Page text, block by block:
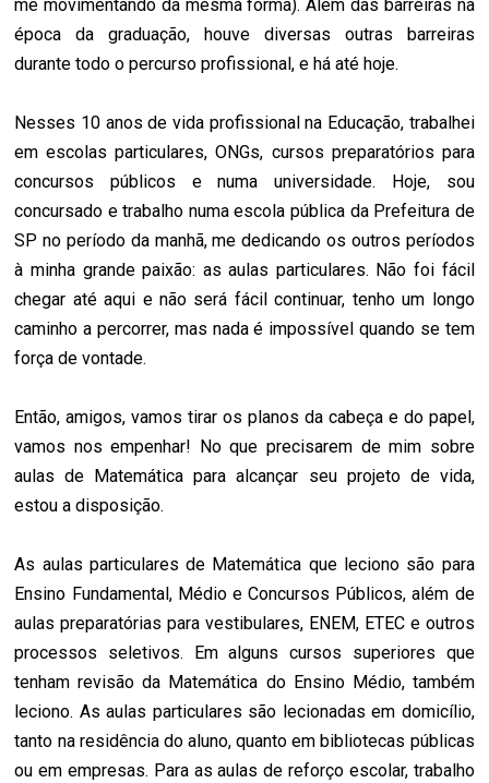
me movimentando da mesma forma). Além das barreiras na
época da graduação, houve diversas outras barreiras
durante todo o percurso profissional, e há até hoje.
Nesses 10 anos de vida profissional na Educação, trabalhei
em escolas particulares, ONGs, cursos preparatórios para
concursos públicos e numa universidade. Hoje, sou
concursado e trabalho numa escola pública da Prefeitura de
SP no período da manhã, me dedicando os outros períodos
à minha grande paixão: as aulas particulares. Não foi fácil
chegar até aqui e não será fácil continuar, tenho um longo
caminho a percorrer, mas nada é impossível quando se tem
força de vontade.
Então, amigos, vamos tirar os planos da cabeça e do papel,
vamos nos empenhar! No que precisarem de mim sobre
aulas de Matemática para alcançar seu projeto de vida,
estou a disposição.
As aulas particulares de Matemática que leciono são para
Ensino Fundamental, Médio e Concursos Públicos, além de
aulas preparatórias para vestibulares, ENEM, ETEC e outros
processos seletivos. Em alguns cursos superiores que
tenham revisão da Matemática do Ensino Médio, também
leciono. As aulas particulares são lecionadas em domicílio,
tanto na residência do aluno, quanto em bibliotecas públicas
ou em empresas. Para as aulas de reforço escolar, trabalho